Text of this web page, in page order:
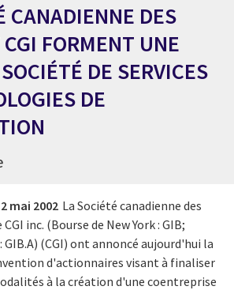
CANADIENNE DES
FORMENT UNE
DE SERVICES
DE
2 mai 2002 La Société canadienne des
inc. (Bourse de New York : GIB;
(CGI) ont annoncé aujourd'hui la
d'actionnaires visant à finaliser
à la création d'une coentreprise